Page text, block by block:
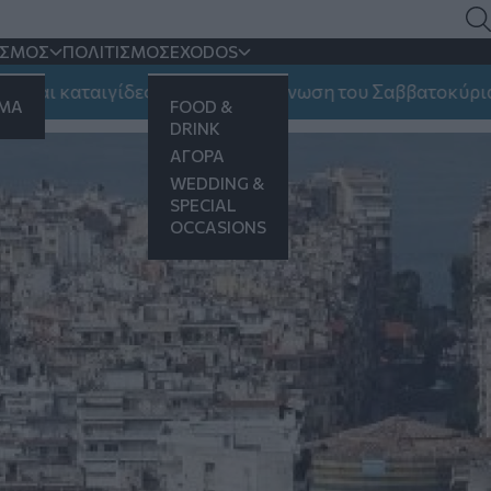
ΠΟΛΙΤΙΣΜΟΣEXODOS
FOOD &
DRINK
ΑΓΟΡΑ
WEDDING &
SPECIAL
OCCASIONS
και ποια η πρόγνωση του Σαββατοκύριακου